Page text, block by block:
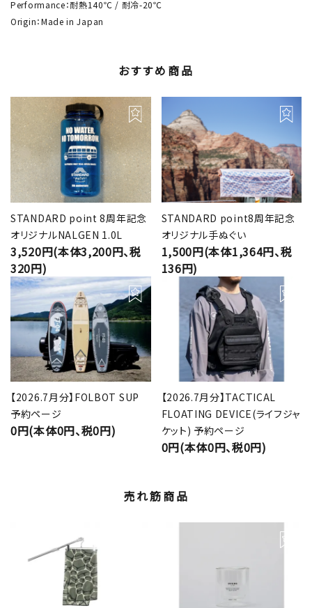
Performance：耐熱140℃ / 耐冷-20℃
Origin：Made in Japan
おすすめ商品
STANDARD point 8周年記念
オリジナルNALGEN 1.0L
3,520円(本体3,200円、税
320円)
STANDARD point8周年記念
オリジナル手ぬぐい
1,500円(本体1,364円、税
136円)
【2026.7月分】FOLBOT SUP
予約ページ
0円(本体0円、税0円)
【2026.7月分】TACTICAL
FLOATING DEVICE(ライフジャ
ケット) 予約ページ
0円(本体0円、税0円)
売れ筋商品